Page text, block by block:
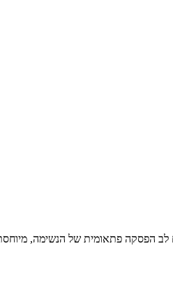
לב הפסקה פתאומית של הנשימה,